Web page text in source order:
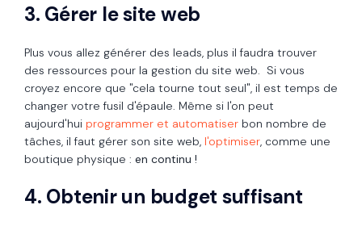
3. Gérer le site web
Plus vous allez générer des leads, plus il faudra trouver
des ressources pour la gestion du site web. Si vous
croyez encore que "cela tourne tout seul", il est temps de
changer votre fusil d'épaule. Même si l'on peut
aujourd'hui programmer et automatiser bon nombre de
tâches, il faut gérer son site web, l'optimiser, comme une
boutique physique : en continu !
4. Obtenir un budget suffisant